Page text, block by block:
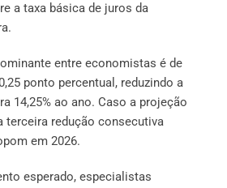
a taxa básica de juros da
entre economistas é de
ponto percentual, reduzindo a
14,25% ao ano. Caso a projeção
terceira redução consecutiva
em 2026.
esperado, especialistas